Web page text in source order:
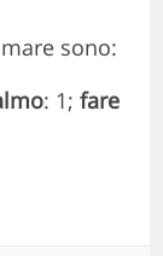
sono:
: 1;fare